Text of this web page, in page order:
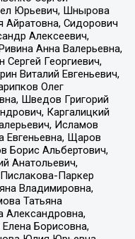
Юрьевич, Шнырова
Сидорович
Алексеевич,
Анна Валерьевна,
Георгиевич,
Виталий Евгеньевич,
Олег
Шведов Григорий
Каргалицкий
Исламов
Евгеньевна, Щаров
Борис Альбертович,
Анатольевич,
Паркер
Владимировна,
Татьяна
Александровна,
Борисовна,